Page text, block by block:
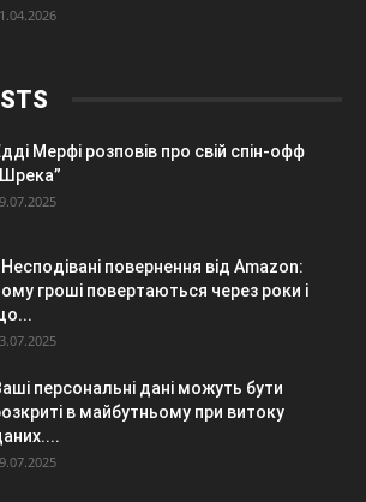
Мерфі розповів про свій спін-офф
повернення від Amazon:
гроші повертаються через роки і
персональні дані можуть бути
в майбутньому при витоку